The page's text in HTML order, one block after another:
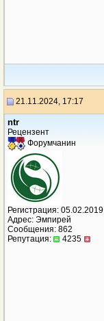
21.11.2024, 17:17
ntr
Рецензент
Форумчанин
Регистрация: 05.02.2019
Адрес: Эмпирей
Сообщения: 862
Репутация:
4235